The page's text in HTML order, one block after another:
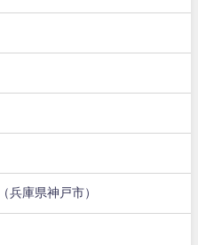
兵庫県神戸市）